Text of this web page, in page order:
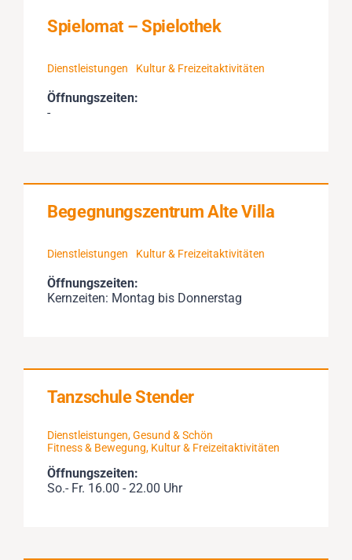
Spielomat – Spielothek
Dienstleistungen Kultur & Freizeitaktivitäten
Öffnungszeiten:
-
Begegnungszentrum Alte Villa
Dienstleistungen Kultur & Freizeitaktivitäten
Öffnungszeiten:
Kernzeiten: Montag bis Donnerstag
Tanzschule Stender
Dienstleistungen,Gesund & Schön
Fitness & Bewegung, Kultur & Freizeitaktivitäten
Öffnungszeiten:
So.- Fr. 16.00 - 22.00 Uhr